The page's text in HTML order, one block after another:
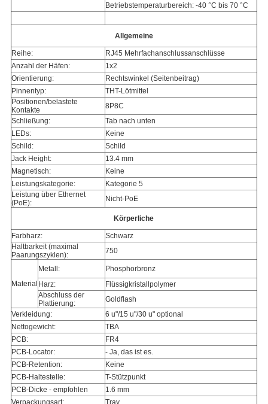
Betriebstemperaturbereich: -40 °C bis 70 °C
Allgemeine
Reihe:
RJ45 Mehrfachanschlussanschlüsse
Anzahl der Häfen:
1x2
Orientierung:
Rechtswinkel (Seitenbeitrag)
Pinnentyp:
THT-Lötmittel
Positionen/belastete
Kontakte
8P8C
Schließung:
Tab nach unten
LEDs:
Keine
Schild:
Schild
Jack Height:
13.4 mm
Magnetisch:
Keine
Leistungskategorie:
Kategorie 5
Leistung über Ethernet
(PoE):
Nicht-PoE
Körperliche
Farbharz:
Schwarz
Haltbarkeit (maximal
Paarungszyklen):
750
Material
Metall:
Phosphorbronz
Harz:
Flüssigkristallpolymer
Abschluss der
Plattierung:
Goldflash
Verkleidung:
6 u"/15 u"/30 u" optional
Nettogewicht:
TBA
PCB:
FR4
PCB-Locator:
- Ja, das ist es.
PCB-Retention:
Keine
PCB-Haltestelle:
T-Stützpunkt
PCB-Dicke - empfohlen
1.6 mm